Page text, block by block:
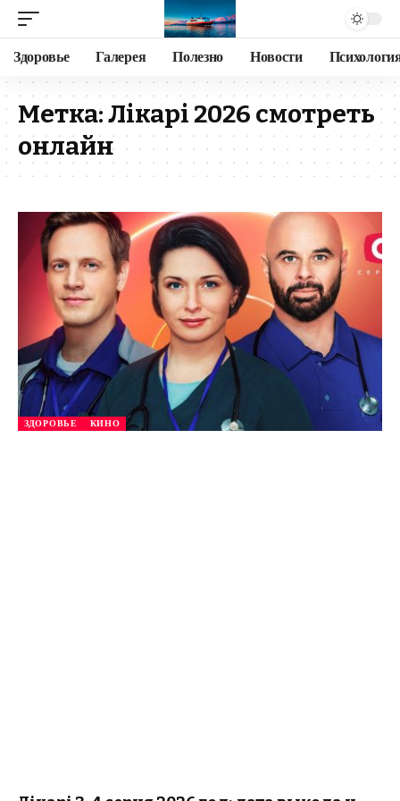
Здоровье Галерея Полезно Новости
Метка:Лікарі 2026 смотреть
онлайн
ЗДОРОВЬЕ КИНО